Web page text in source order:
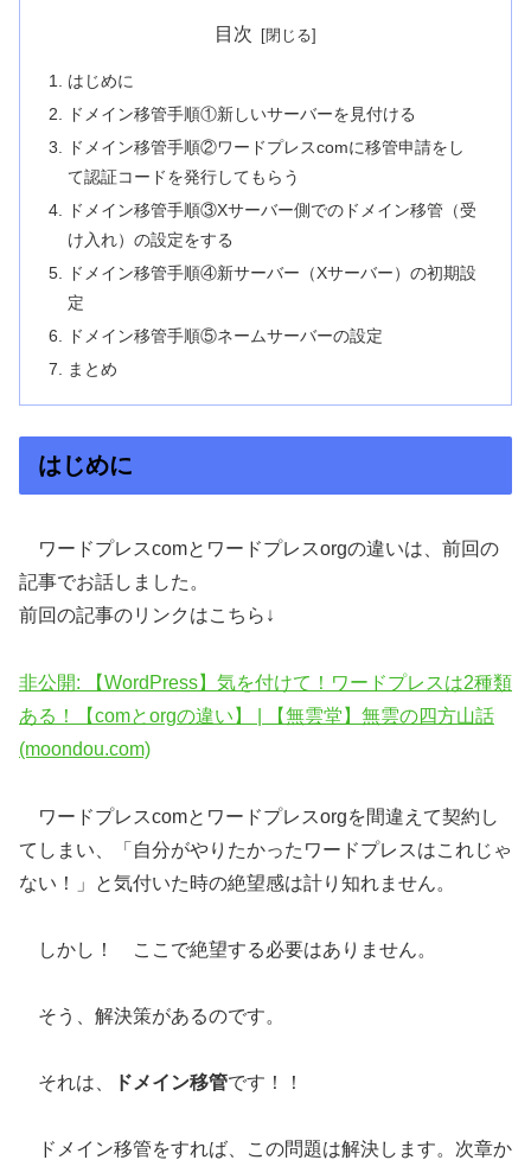
目次
はじめに
ドメイン移管手順①新しいサーバーを見付ける
ドメイン移管手順②ワードプレスcomに移管申請をし
て認証コードを発行してもらう
ドメイン移管手順③Xサーバー側でのドメイン移管（受
け入れ）の設定をする
ドメイン移管手順④新サーバー（Xサーバー）の初期設
定
ドメイン移管手順⑤ネームサーバーの設定
まとめ
はじめに
ワードプレスcomとワードプレスorgの違いは、前回の
記事でお話しました。
前回の記事のリンクはこちら↓
非公開: 【WordPress】気を付けて！ワードプレスは2種類
ある！【comとorgの違い】 | 【無雲堂】無雲の四方山話
(moondou.com)
ワードプレスcomとワードプレスorgを間違えて契約し
てしまい、「自分がやりたかったワードプレスはこれじゃ
ない！」と気付いた時の絶望感は計り知れません。
しかし！ ここで絶望する必要はありません。
そう、解決策があるのです。
それは、 ドメイン移管です！！
ドメイン移管をすれば、この問題は解決します。次章か